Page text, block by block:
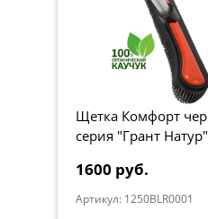
Щетка Комфорт
серия "Грант Натур"
1600 руб.
Артикул: 1250BLR0001